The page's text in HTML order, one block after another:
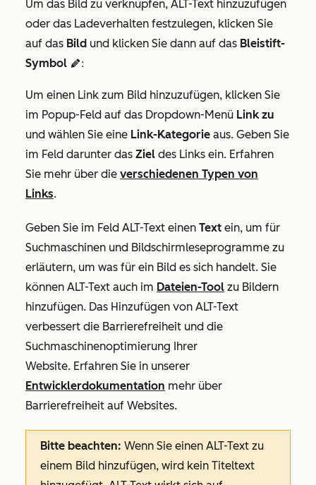
Um das Bild zu verknüpfen, ALT-Text hinzuzufügen
oder das Ladeverhalten festzulegen, klicken Sie
auf das Bild und klicken Sie dann auf das Bleistift-
Symbol edit:
Um einen Link zum Bild hinzuzufügen, klicken Sie
im Popup-Feld auf das Dropdown-Menü Link zu
und wählen Sie eine Link-Kategorie aus. Geben Sie
im Feld darunter das Ziel des Links ein. Erfahren
Sie mehr über die verschiedenen Typen von
Links.
Geben Sie im Feld ALT-Text einen Text ein, um für
Suchmaschinen und Bildschirmleseprogramme zu
erläutern, um was für ein Bild es sich handelt. Sie
können ALT-Text auch im Dateien-Tool zu Bildern
hinzufügen. Das Hinzufügen von ALT-Text
verbessert die Barrierefreiheit und die
Suchmaschinenoptimierung Ihrer
Website. Erfahren Sie in unserer
Entwicklerdokumentation mehr über
Barrierefreiheit auf Websites.
Bitte beachten: Wenn Sie einen ALT-Text zu
einem Bild hinzufügen, wird kein Titeltext